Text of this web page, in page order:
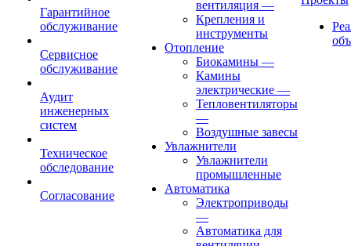
Гарантийное
обслуживание
Сервисное
обслуживание
Аудит
инженерных
систем
Техническое
обследование
Согласование
вентиляция —
Крепления и
инструменты
Отопление
Биокамины —
Камины
электрические —
Тепловентиляторы
—
Воздушные завесы
Увлажнители
Увлажнители
промышленные
Автоматика
Электроприводы
—
Автоматика для